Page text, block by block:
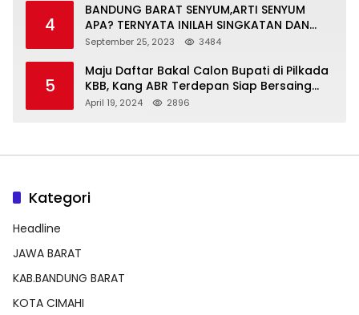
4
BANDUNG BARAT SENYUM,ARTI SENYUM
APA? TERNYATA INILAH SINGKATAN DAN
MAKNANYA
September 25, 2023 3484
5
Maju Daftar Bakal Calon Bupati di Pilkada
KBB, Kang ABR Terdepan Siap Bersaing
Dengan Balon Lainnya
April 19, 2024 2896
Kategori
Headline
JAWA BARAT
KAB.BANDUNG BARAT
KOTA CIMAHI